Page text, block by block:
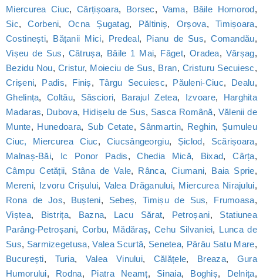
Miercurea Ciuc,Cârțișoara, Borsec, Vama, Băile Homorod,
Sic,Corbeni, Ocna Șugatag, Păltiniș, Orșova, Timișoara,
Costinești, Bățanii Mici, Predeal, Pianu de Sus,Comandău,
Vișeu de Sus, Cătrușa, Băile 1 Mai, Făget, Oradea, Vărșag,
Bezidu Nou,Cristur, Moieciu de Sus, Bran, Cristuru Secuiesc,
Crișeni, Padis, Finiș,Târgu Secuiesc, Păuleni-Ciuc, Dealu,
Ghelința,Coltău, Săsciori, Barajul Zetea, Izvoare, Harghita
Madaras, Dubova, Hidișelu de Sus, Sasca Română, Vălenii de
Munte, Hunedoara, Sub Cetate, Sânmartin, Reghin, Șumuleu
Ciuc, Miercurea Ciuc, Ciucsângeorgiu, Șiclod, Scărișoara,
Malnaș-Băi, Ic Ponor Padis,Chedia Mică, Bixad,Cârța,
Câmpu Cetății, Stâna de Vale, Rânca,Ciumani, Baia Sprie,
Mereni, Izvoru Crișului, Valea Drăganului, Miercurea Nirajului,
Rona de Jos, Bușteni, Sebeș, Timișu de Sus, Frumoasa,
Viștea, Bistrița, Bazna, Lacu Sărat, Petroșani, Statiunea
Parâng-Petroșani, Corbu, Mădăraș, Cehu Silvaniei, Lunca de
Sus, Sarmizegetusa,Valea Scurtă, Senetea, Pârâu Satu Mare,
București, Turia, Valea Vinului, Călățele, Breaza, Gura
Humorului, Rodna, Piatra Neamț, Sinaia, Boghiș, Delnița,